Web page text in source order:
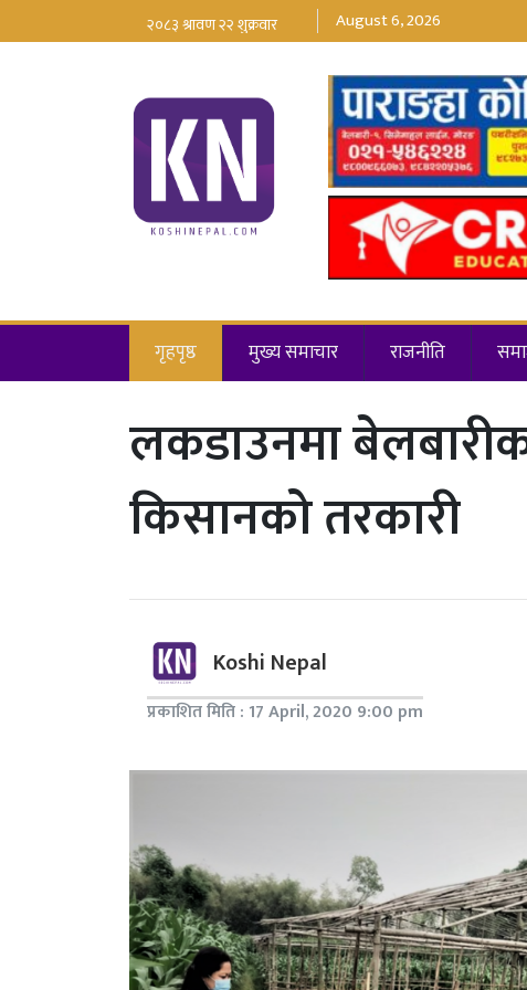
August 6, 2026
गृहपृष्ठ मुख्य समाचार राजनीति
लकडाउनमा
किसानको तरकारी
Koshi Nepal
प्रकाशित मिति : 17 April, 2020 9:00 pm